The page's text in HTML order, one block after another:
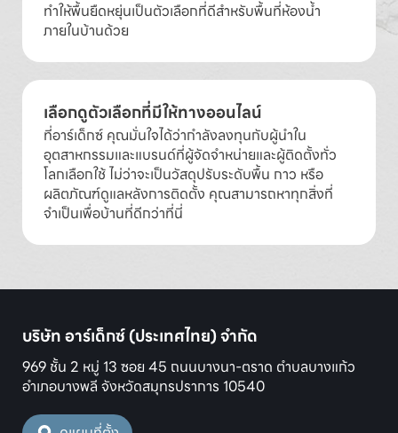
ทำให้พื้นยืดหยุ่นเป็นตัวเลือกที่ดีสำหรับพื้นที่ห้องน้ำ
ภายในบ้านด้วย
เลือกดูตัวเลือกที่มีให้ทางออนไลน์
ที่อาร์เด็กซ์ คุณมั่นใจได้ว่ากำลังลงทุนกับผู้นำใน
อุตสาหกรรมและแบรนด์ที่ผู้จัดจำหน่ายและผู้ติดตั้งทั่ว
โลกเลือกใช้ ไม่ว่าจะเป็นวัสดุปรับระดับพื้น กาว หรือ
ผลิตภัณฑ์ดูแลหลังการติดตั้ง คุณสามารถหาทุกสิ่งที่
จำเป็นเพื่อบ้านที่ดีกว่าที่นี่
บริษัท อาร์เด็กซ์ (ประเทศไทย) จำกัด
969 ชั้น 2 หมู่ 13 ซอย 45 ถนนบางนา-ตราด ตำบลบางแก้ว
อำเภอบางพลี จังหวัดสมุทรปราการ 10540